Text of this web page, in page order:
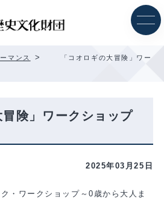
マンス >
「コオロギの大冒険」ワー
冒険」ワークショップ
2025年03月25日
・ワークショップ～0歳から大人ま